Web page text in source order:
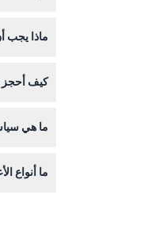
ماذا يجب
كيف أحجز
ما هي
ما أنواع